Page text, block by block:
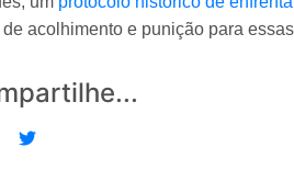
de acolhimento e punição para